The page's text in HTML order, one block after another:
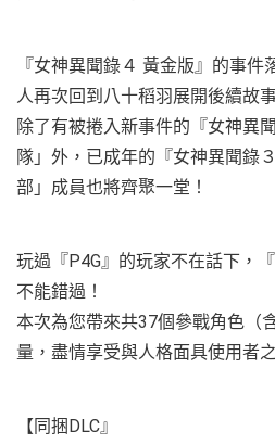
『女神異聞錄４ 黃金版』的事
人再次回到八十稻羽展開後續故
除了有被捲入新事件的『女神異
隊」外，已成年的『女神異聞錄
部」成員也將齊聚一堂！
玩過『P4G』的玩家不在話下，
不能錯過！
本次為您帶來共37個參戰角色（
量，盡情享受與人格面具使用者
【同捆DLC』